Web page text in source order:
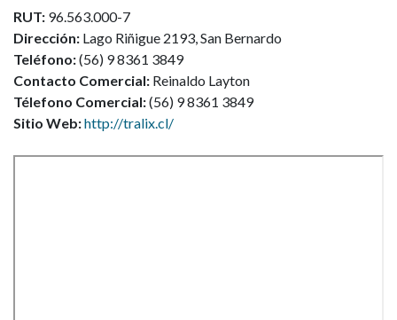
RUT: 96.563.000-7
Dirección: Lago Riñigue 2193, San Bernardo
Teléfono:(56) 9 8361 3849
Contacto Comercial: Reinaldo Layton
Télefono Comercial:(56) 9 8361 3849
Sitio Web:http://tralix.cl/